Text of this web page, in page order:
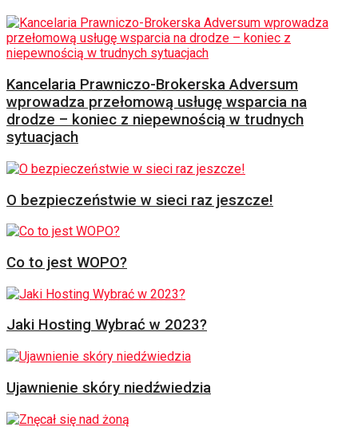
Kancelaria Prawniczo-Brokerska Adversum
wprowadza przełomową usługę wsparcia na
drodze – koniec z niepewnością w trudnych
sytuacjach
O bezpieczeństwie w sieci raz jeszcze!
Co to jest WOPO?
Jaki Hosting Wybrać w 2023?
Ujawnienie skóry niedźwiedzia